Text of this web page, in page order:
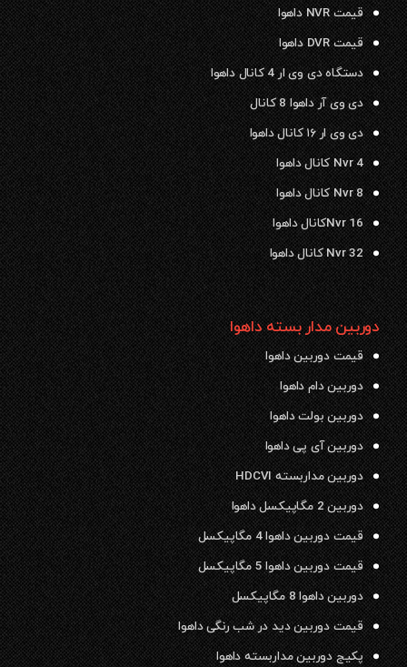
قیمت NVR داهوا
قیمت DVR داهوا
دستگاه دی وی ار 4 کانال داهوا
دی وی آر داهوا 8 کانال
دی وی ار ۱۶ کانال داهوا
Nvr 4 کانال داهوا
Nvr 8 کانال داهوا
Nvr 16کانال داهوا
Nvr 32 کانال داهوا
دوربین مدار بسته داهوا
قیمت دوربین داهوا
دوربین دام داهوا
دوربین بولت داهوا
دوربین آی پی داهوا
دوربین مداربسته HDCVI
دوربین 2 مگاپیکسل داهوا
قیمت دوربین داهوا 4 مگاپیکسل
قیمت دوربین داهوا 5 مگاپیکسل
دوربین داهوا 8 مگاپیکسل
قیمت دوربین دید در شب رنگی داهوا
پکیج دوربین مداربسته داهوا